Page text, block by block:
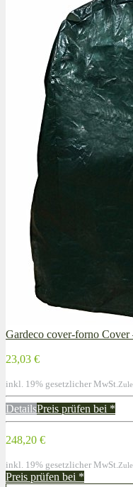
Gardeco cover-forno Cover
23,03 €
inkl. 19% gesetzlicher MwSt.
DetailsPreis prüfen bei *
248,20 €
inkl. 19% gesetzlicher MwSt.
Preis prüfen bei *